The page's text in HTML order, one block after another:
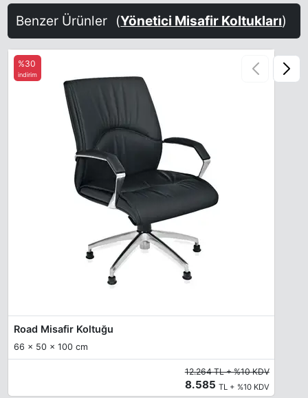
Benzer Ürünler (Yönetici Misafir Koltukları)
Road Misafir Koltuğu
66 x 50 x 100 cm
%30
indirim
12.264 TL + %10 KDV
8.585 TL + %10 KDV